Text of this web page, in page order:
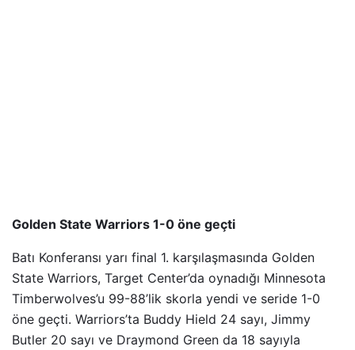
Golden State Warriors 1-0 öne geçti
Batı Konferansı yarı final 1. karşılaşmasında Golden
State Warriors, Target Center’da oynadığı Minnesota
Timberwolves’u 99-88’lik skorla yendi ve seride 1-0
öne geçti. Warriors’ta Buddy Hield 24 sayı, Jimmy
Butler 20 sayı ve Draymond Green da 18 sayıyla